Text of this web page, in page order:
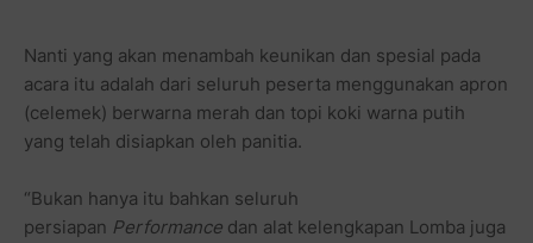
Nanti yang akan menambah keunikan dan spesial pada
acara itu adalah dari seluruh peserta menggunakan apron
(celemek) berwarna merah dan topi koki warna putih
yang telah disiapkan oleh panitia.
“Bukan hanya itu bahkan seluruh
persiapan Performance dan alat kelengkapan Lomba juga